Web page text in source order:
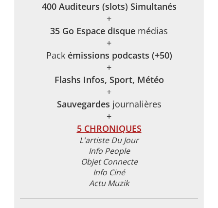
400 Auditeurs (slots) Simultanés
+
35 Go Espace disque médias
+
Pack émissions podcasts (+50)
+
Flashs Infos, Sport, Météo
+
Sauvegardes journalières
+
5 CHRONIQUES
L'artiste Du Jour
Info People
Objet Connecte
Info Ciné
Actu Muzik